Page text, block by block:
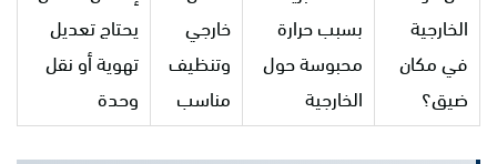
الخارجية
في مكان
ضيق؟
بسبب حرارة
محبوسة حول
الخارجية
خارجي
وتنظيف
مناسب
يحتاج تعديل
تهوية أو نقل
وحدة